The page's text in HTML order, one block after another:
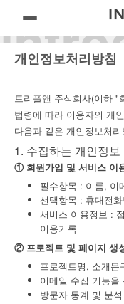
종이 위에서 세상의 많은
사람들은 이러한 기록을
오늘날의 발전된 온라인
더욱 멀리 공유되고, 생
이를 통해 참 다양한
아직은 그 활용이 일부
intropage는 싱글페이지
프로젝트에 대한 간단한
멋진 프로젝트 사이트를
우리의 서비스는 여러분
개인정보처리방침
트리플앤 주식회사(이하 "
법령에 따라 이용자의 개
다음과 같은 개인정보처
1. 수집하는 개인정
① 회원가입 및 서비스 이
필수항목 : 이름, 이
선택항목 : 휴대전
서비스 이용정보 :
이용기록
② 프로젝트 및 페이지 생
프로젝트명, 소개문
이메일 수집 기능을
방문자 통계 및 분